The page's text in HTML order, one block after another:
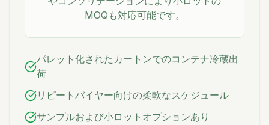
MOQも対応可能です。
パレット化されたカートンでのコンテナ冷蔵出
荷
リピートバイヤー向けの柔軟なスケジュール
サンプルおよび小ロットオプションあり